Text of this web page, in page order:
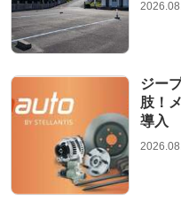
ジー
肢！
導入